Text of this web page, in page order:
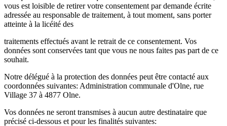
vous est loisible de retirer votre consentement par demande écrite
adressée au responsable de traitement, à tout moment, sans porter
atteinte à la licéité des
traitements effectués avant le retrait de ce consentement. Vos
données sont conservées tant que vous ne nous faites pas part de ce
souhait.
Notre délégué à la protection des données peut être contacté aux
coordonnées suivantes: Administration communale d'Olne, rue
Village 37 à 4877 Olne.
Vos données ne seront transmises à aucun autre destinataire que
précisé ci-dessous et pour les finalités suivantes: